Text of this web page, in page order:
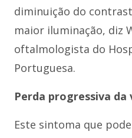
diminuição do
maior iluminação, diz
oftalmologista do
Portuguesa.
Perda progressiva da
Este sintoma que